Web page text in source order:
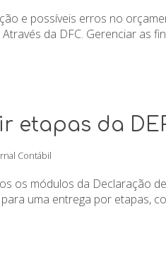
e possíveis erros no
da DFC. Gerenciar as
etapas da
Contábil
os módulos da Declaração
uma entrega por etapas,